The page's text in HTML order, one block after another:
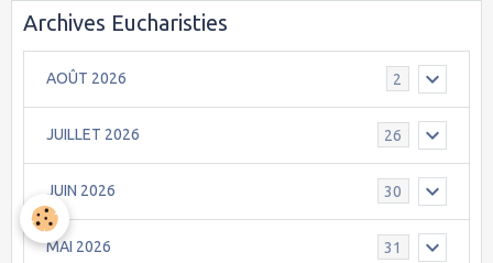
Archives Eucharisties
AOÛT 2026 2
JUILLET 2026 26
JUIN 2026 30
MAI 2026 31